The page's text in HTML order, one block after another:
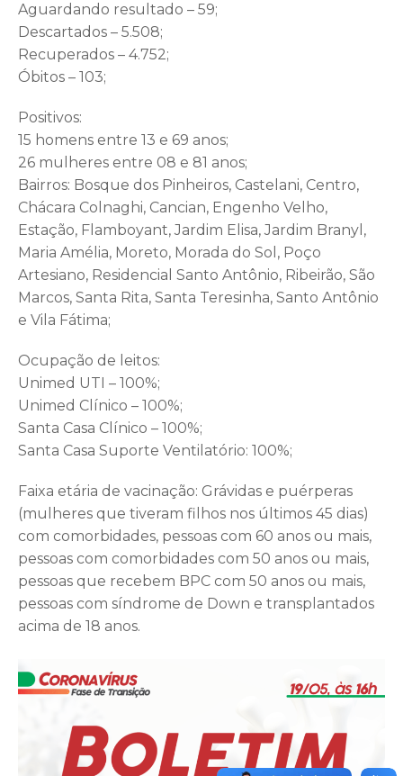
Aguardando resultado – 59;
Descartados – 5.508;
Recuperados – 4.752;
Óbitos – 103;
Positivos:
15 homens entre 13 e 69 anos;
26 mulheres entre 08 e 81 anos;
Bairros: Bosque dos Pinheiros, Castelani, Centro,
Chácara Colnaghi, Cancian, Engenho Velho,
Estação, Flamboyant, Jardim Elisa, Jardim Branyl,
Maria Amélia, Moreto, Morada do Sol, Poço
Artesiano, Residencial Santo Antônio, Ribeirão, São
Marcos, Santa Rita, Santa Teresinha, Santo Antônio
e Vila Fátima;
Ocupação de leitos:
Unimed UTI – 100%;
Unimed Clínico – 100%;
Santa Casa Clínico – 100%;
Santa Casa Suporte Ventilatório: 100%;
Faixa etária de vacinação: Grávidas e puérperas
(mulheres que tiveram filhos nos últimos 45 dias)
com comorbidades, pessoas com 60 anos ou mais,
pessoas com comorbidades com 50 anos ou mais,
pessoas que recebem BPC com 50 anos ou mais,
pessoas com síndrome de Down e transplantados
acima de 18 anos.